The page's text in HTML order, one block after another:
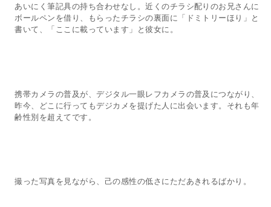
あいにく筆記具の持ち合わせなし。近くのチラシ配りのお兄さんに
ボールペンを借り、もらったチラシの裏面に「ドミトリーほり」と
書いて、「ここに載っています」と彼女に。
携帯カメラの普及が、デジタル一眼レフカメラの普及につながり、
昨今、どこに行ってもデジカメを提げた人に出会います。それも年
齢性別を超えてです。
撮った写真を見ながら、己の感性の低さにただあきれるばかり。